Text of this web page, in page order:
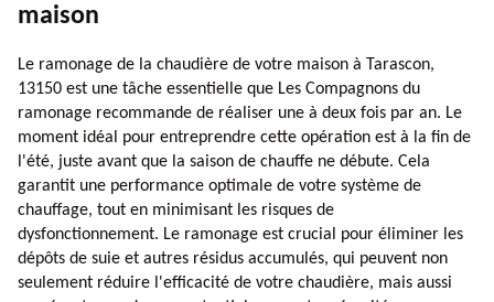
maison
Le ramonage de la chaudière de votre maison à Tarascon,
13150 est une tâche essentielle que Les Compagnons du
ramonage recommande de réaliser une à deux fois par an. Le
moment idéal pour entreprendre cette opération est à la fin de
l'été, juste avant que la saison de chauffe ne débute. Cela
garantit une performance optimale de votre système de
chauffage, tout en minimisant les risques de
dysfonctionnement. Le ramonage est crucial pour éliminer les
dépôts de suie et autres résidus accumulés, qui peuvent non
seulement réduire l'efficacité de votre chaudière, mais aussi